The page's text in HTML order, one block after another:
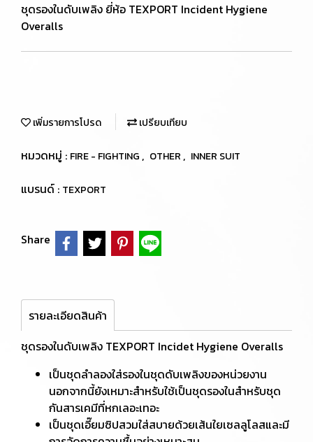
ชุดรองในดับเพลิง ยี่ห้อ TEXPORT Incident Hygiene
Overalls
เพิ่มรายการโปรด เปรียบเทียบ
หมวดหมู่ : FIRE - FIGHTING , OTHER , INNER SUIT
แบรนด์ : TEXPORT
Share
รายละเอียดสินค้า
ชุดรองในดับเพลิง TEXPORT Incidet Hygiene Overalls
เป็นชุดลำลองใส่รองในชุดดับเพลิงของหน่วยงาน
นอกจากนี้ยังเหมาะสำหรับใช้เป็นชุดรองในสำหรับชุด
กันสารเคมีที่หกเลอะเทอะ
เป็นชุดเอี๊ยมซิปสวมใส่สบายด้วยเส้นใยเซลลูโลสและมี